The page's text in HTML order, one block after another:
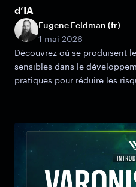
d’IA
Eugene Feldman (fr)
1 mai 2026
Découvrez où se produisent
sensibles dans le
pratiques pour réduire les